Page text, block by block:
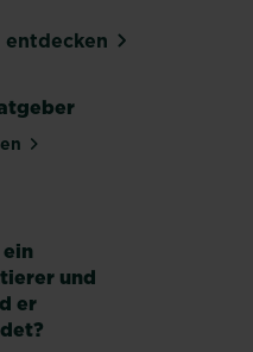
Rasenratgeber
und
er